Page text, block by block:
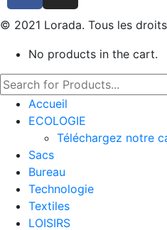
© 2021 Lorada. Tous les
No products in the cart.
Accueil
ECOLOGIE
Téléchargez notre
Sacs
Bureau
Technologie
Textiles
LOISIRS